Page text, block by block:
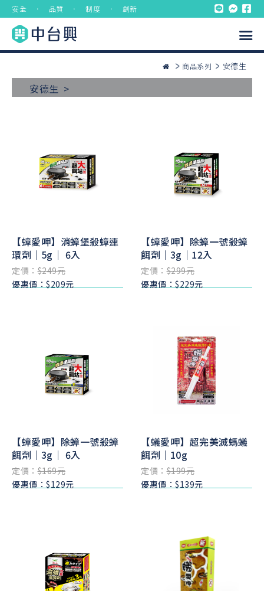
安全 ． 品質 ． 制度 ． 創新
商品系列 安德生
安德生 >
【蟑愛呷】消蟑堡殺蟑連
環劑｜5g｜ 6入
定價：$249元
優惠價：$209元
【蟑愛呷】除蟑一號殺蟑
餌劑｜3g｜12入
定價：$299元
優惠價：$229元
【蟑愛呷】除蟑一號殺蟑
餌劑｜3g｜ 6入
定價：$169元
優惠價：$129元
【蟻愛呷】超完美滅螞蟻
餌劑｜10g
定價：$199元
優惠價：$139元